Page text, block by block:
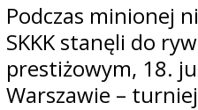
Podczas minionej
SKKK stanęli do
prestiżowym, 18.
Warszawie –